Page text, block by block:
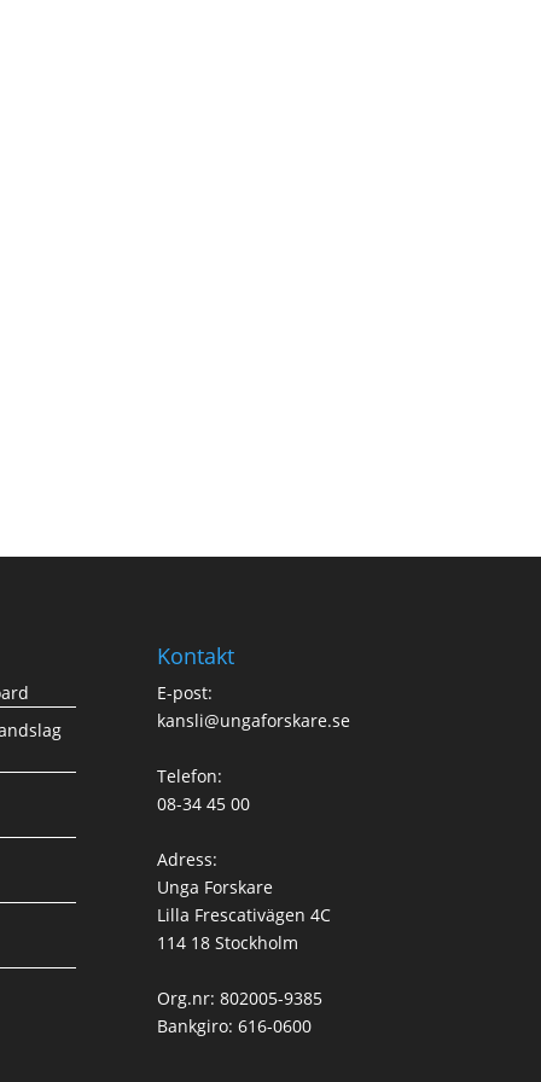
Kontakt
E-post:
kansli@ungaforskare.se
Telefon:
08-34 45 00
Adress:
Unga Forskare
Lilla Frescativägen 4C
114 18 Stockholm
Org.nr: 802005-9385
Bankgiro: 616-0600